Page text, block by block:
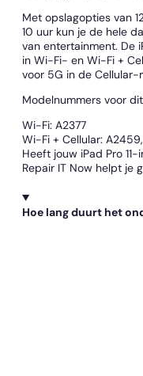
Met opslagopties van
10 uur kun je de hele
van entertainment. De
in Wi-Fi- en Wi-Fi +
voor 5G in de Cellular-
Modelnummers voor
Wi-Fi: A2377
Wi-Fi + Cellular:
Heeft jouw iPad Pro
Repair IT Now helpt je
Hoe lang duurt het